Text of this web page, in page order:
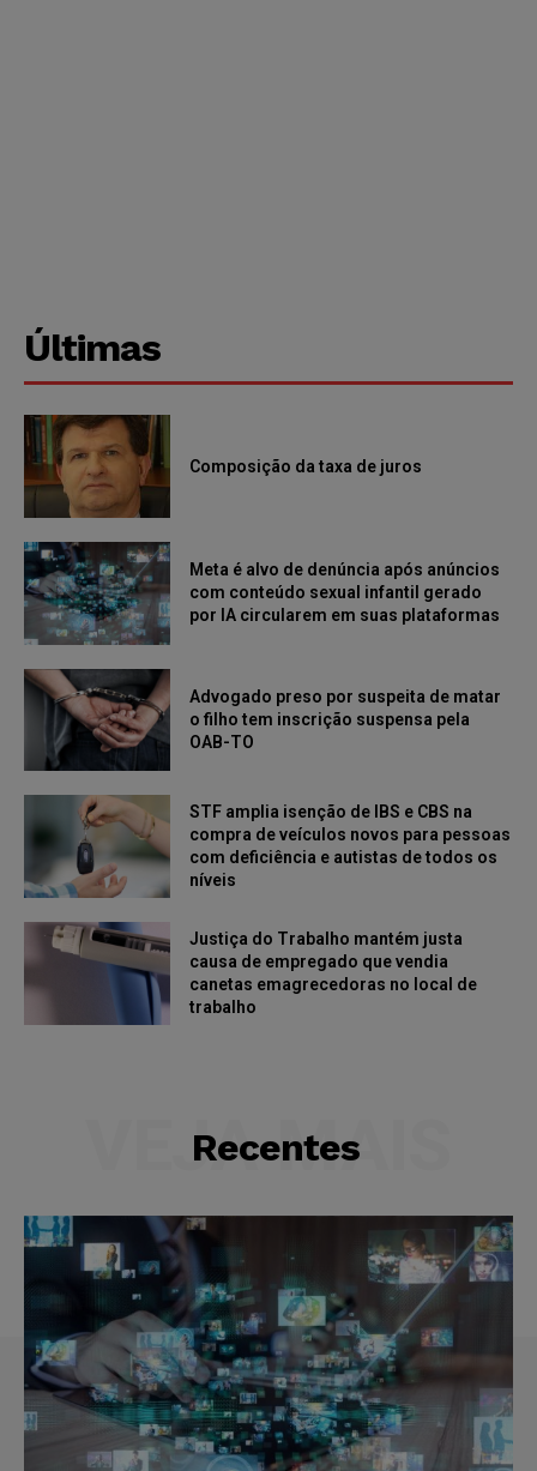
Últimas
Composição da taxa de juros
Meta é alvo de denúncia após anúncios
com conteúdo sexual infantil gerado
por IA circularem em suas plataformas
Advogado preso por suspeita de matar
o filho tem inscrição suspensa pela
OAB-TO
STF amplia isenção de IBS e CBS na
compra de veículos novos para pessoas
com deficiência e autistas de todos os
níveis
Justiça do Trabalho mantém justa
causa de empregado que vendia
canetas emagrecedoras no local de
trabalho
Recentes
VEJA MAIS